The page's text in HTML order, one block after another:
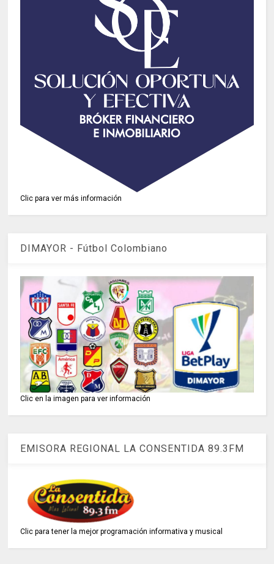
Clic para ver más información
DIMAYOR - Fútbol Colombiano
Clic en la imagen para ver información
EMISORA REGIONAL LA CONSENTIDA 89.3FM
Clic para tener la mejor programación informativa y musical